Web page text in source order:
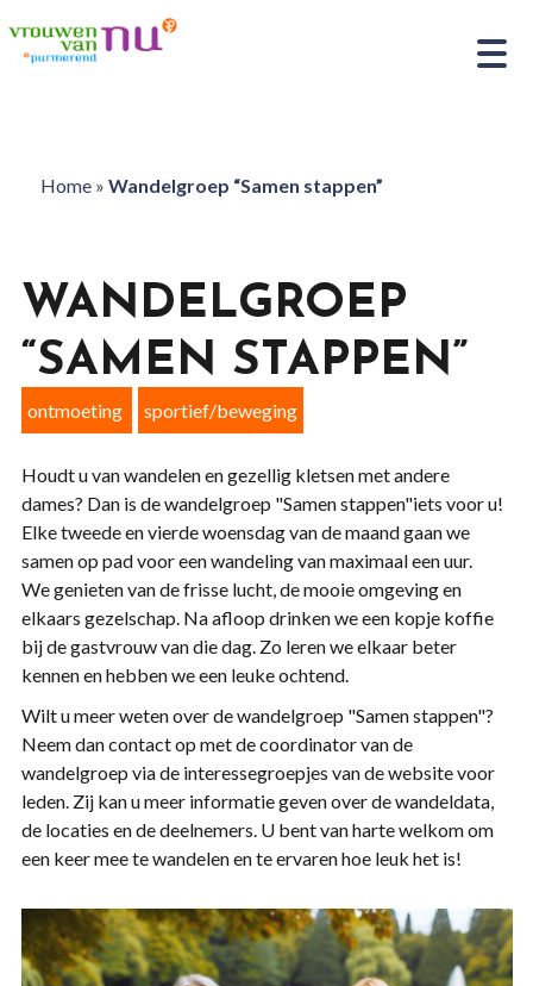
Home» Wandelgroep “Samen stappen”
WANDELGROEP
“SAMEN STAPPEN”
ontmoeting sportief/beweging
Houdt u van wandelen en gezellig kletsen met andere
dames? Dan is de wandelgroep "Samen stappen"iets voor u!
Elke tweede en vierde woensdag van de maand gaan we
samen op pad voor een wandeling van maximaal een uur.
We genieten van de frisse lucht, de mooie omgeving en
elkaars gezelschap. Na afloop drinken we een kopje koffie
bij de gastvrouw van die dag. Zo leren we elkaar beter
kennen en hebben we een leuke ochtend.
Wilt u meer weten over de wandelgroep "Samen stappen"?
Neem dan contact op met de coordinator van de
wandelgroep via de interessegroepjes van de website voor
leden. Zij kan u meer informatie geven over de wandeldata,
de locaties en de deelnemers. U bent van harte welkom om
een keer mee te wandelen en te ervaren hoe leuk het is!